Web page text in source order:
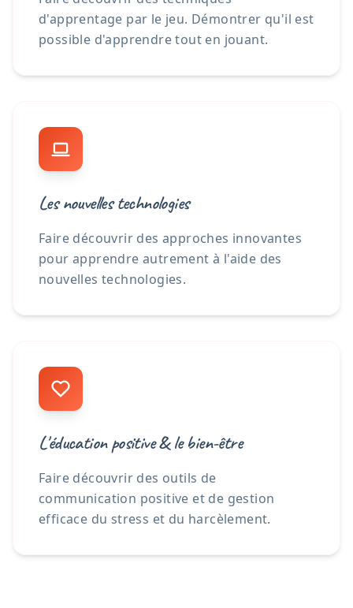
d'apprentage par le jeu. Démontrer qu'il est
possible d'apprendre tout en jouant.
Les nouvelles technologies
Faire découvrir des approches innovantes
pour apprendre autrement à l'aide des
nouvelles technologies.
L'éducation positive & le bien-être
Faire découvrir des outils de
communication positive et de gestion
efficace du stress et du harcèlement.